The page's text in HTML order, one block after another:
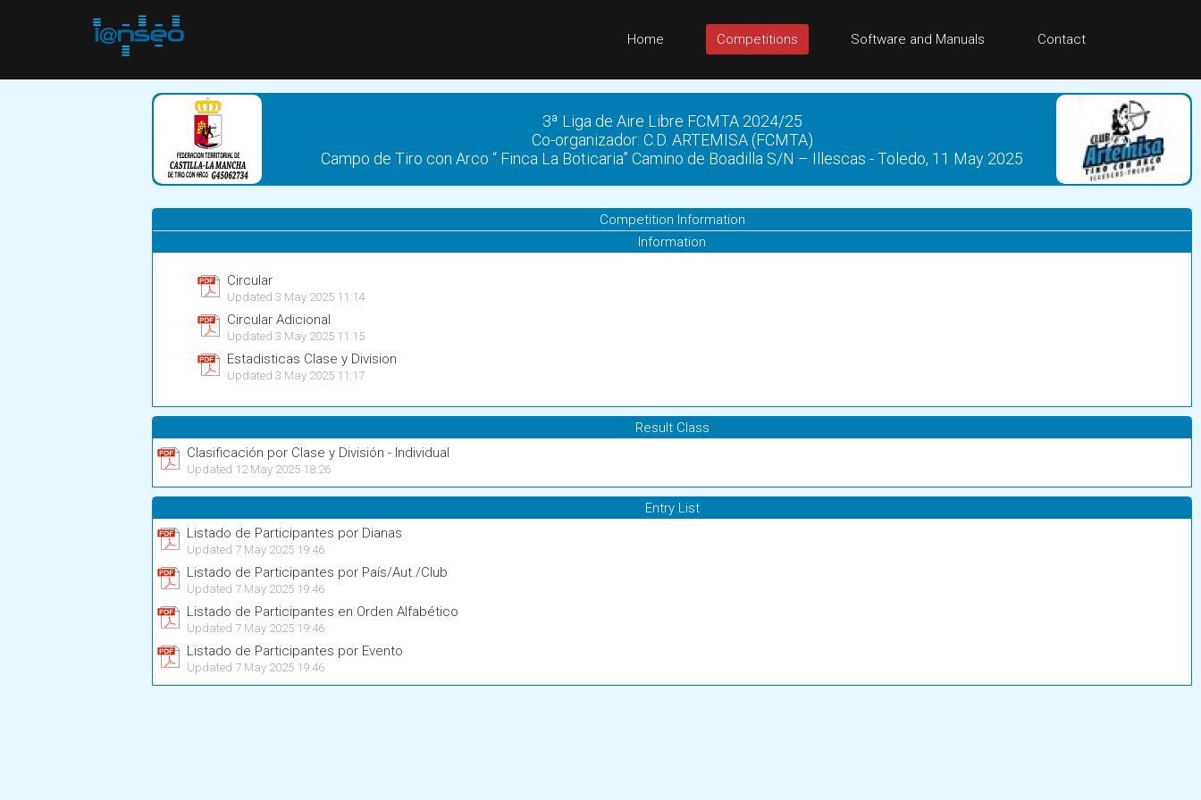
Home Competitions Software and Manuals Contact
3ª Liga de Aire Libre FCMTA 2024/25
Co-organizador: C.D. ARTEMISA (FCMTA)
Campo de Tiro con Arco “ Finca La Boticaria” Camino de Boadilla S/N – Illescas - Toledo, 11 May 2025
Competition Information
Information
Circular
Updated 3 May 2025 11:14
Circular Adicional
Updated 3 May 2025 11:15
Estadisticas Clase y Division
Updated 3 May 2025 11:17
Result Class
Clasificación por Clase y División - Individual
Updated 12 May 2025 18:26
Entry List
Listado de Participantes por Dianas
Updated 7 May 2025 19:46
Listado de Participantes por País/Aut./Club
Updated 7 May 2025 19:46
Listado de Participantes en Orden Alfabético
Updated 7 May 2025 19:46
Listado de Participantes por Evento
Updated 7 May 2025 19:46